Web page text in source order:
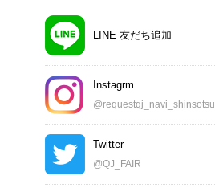
LINE 友だち追加
Instagrm
@requestqj_navi_shinsotsu
Twitter
@QJ_FAIR